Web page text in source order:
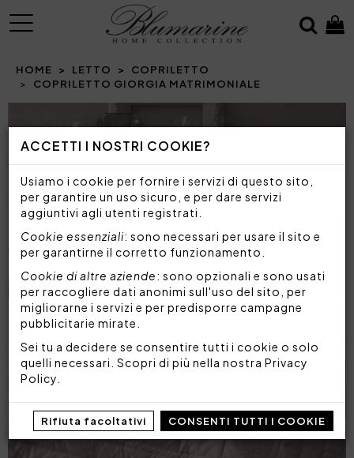
ACCETTI I NOSTRI COOKIE?
Usiamo i cookie per fornire i servizi di questo sito,
per garantire un uso sicuro, e per dare servizi
aggiuntivi agli utenti registrati.
Cookie essenziali: sono necessari per usare il sito e
per garantirne il corretto funzionamento.
Cookie di altre aziende: sono opzionali e sono usati
per raccogliere dati anonimi sull'uso del sito, per
migliorarne i servizi e per predisporre campagne
pubblicitarie mirate.
Sei tu a decidere se consentire tutti i cookie o solo
quelli necessari. Scopri di più nella nostra Privacy
Policy
Rifiuta facoltativi CONSENTI TUTTI I COOKIE
MENU
HOME LETTO
COPRILETTO
COPRILETTO GIORGIA MATRIMONIALE
Prev